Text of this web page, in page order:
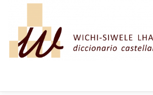
Saltar al contenido